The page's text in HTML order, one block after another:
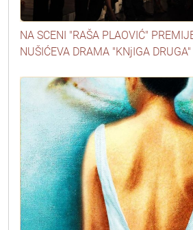
NA SCENI "RAŠA PLAOVIĆ"
NUŠIĆEVA DRAMA "KNjIGA DRUGA"